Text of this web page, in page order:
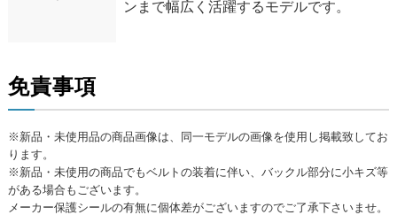
ンまで幅広く活躍するモデルです。
免責事項
※新品・未使用品の商品画像は、同一モデルの画像を使用し掲載致してお
ります。
※新品・未使用の商品でもベルトの装着に伴い、バックル部分に小キズ等
がある場合もございます。
メーカー保護シールの有無に個体差がございますのでご了承下さいませ。